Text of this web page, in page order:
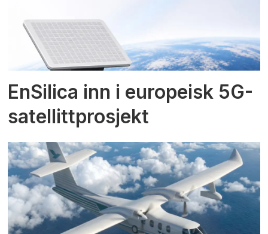
EnSilica inn i europeisk 5G-
satellittprosjekt